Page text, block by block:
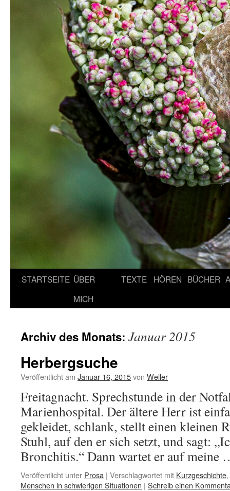
STARTSEITE ÜBER
MICH
TEXTE HÖREN BÜCHER
Archiv des Monats: Januar 2015
Herbergsuche
Veröffentlicht am Januar 16, 2015von Weller
Freitagnacht. Sprechstunde in der
Marienhospital. Der ältere Herr ist
gekleidet, schlank, stellt einen kleinen
Stuhl, auf den er sich setzt, und sagt:
Bronchitis.“ Dann wartet er auf
Veröffentlicht unter Prosa | Verschlagwortet mit Kurzgeschichte,
Menschen in schwierigen Situationen | Schreib einen